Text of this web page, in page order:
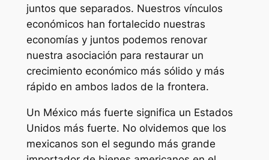
juntos que separados. Nuestros vínculos
económicos han fortalecido nuestras
economías y juntos podemos renovar
nuestra asociación para restaurar un
crecimiento económico más sólido y más
rápido en ambos lados de la frontera.
Un México más fuerte significa un Estados
Unidos más fuerte. No olvidemos que los
mexicanos son el segundo más grande